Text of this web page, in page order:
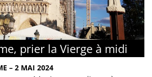
prier la Vierge à midi
– 2 MAI 2024